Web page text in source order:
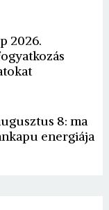
2026.
8: ma
energiája